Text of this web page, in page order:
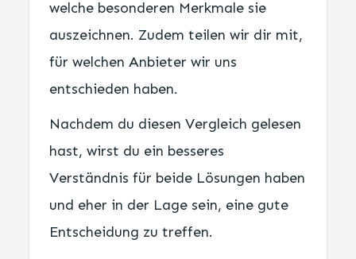
welche besonderen Merkmale sie
auszeichnen. Zudem teilen wir dir mit,
für welchen Anbieter wir uns
entschieden haben.
Nachdem du diesen Vergleich gelesen
hast, wirst du ein besseres
Verständnis für beide Lösungen haben
und eher in der Lage sein, eine gute
Entscheidung zu treffen.